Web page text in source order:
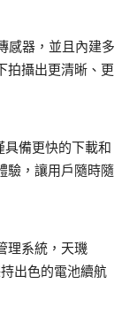
感器，並且內建多
拍攝出更清晰、更
備更快的下載和
驗，讓用戶隨時隨
理系統，天璣
出色的電池續航